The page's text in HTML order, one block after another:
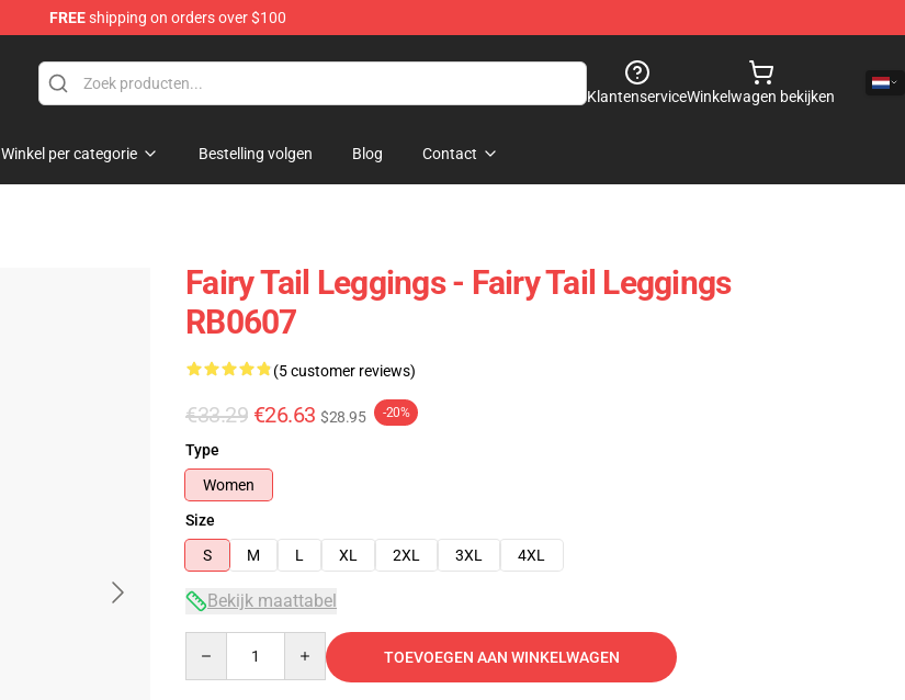
FREEshipping on orders over $100
KlantenserviceWinkelwagen bekijken
Winkel per categorie Bestelling volgen Blog Contact
Fairy Tail Leggings - Fairy Tail Leggings
RB0607
(5 customer reviews)
€33.29 €26.63 $28.95 -20%
Type
Women
Size
S
M L XL 2XL 3XL 4XL
Bekijk maattabel
TOEVOEGEN AAN WINKELWAGEN